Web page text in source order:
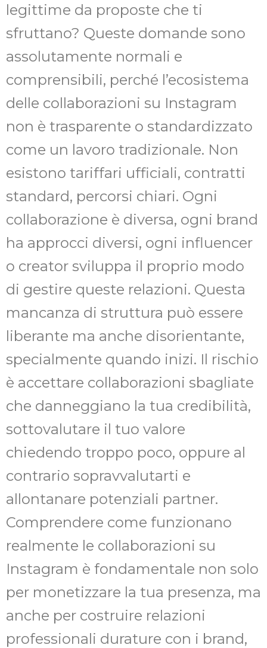
legittime da proposte che ti
sfruttano? Queste domande sono
assolutamente normali e
comprensibili, perché l’ecosistema
delle collaborazioni su Instagram
non è trasparente o standardizzato
come un lavoro tradizionale. Non
esistono tariffari ufficiali, contratti
standard, percorsi chiari. Ogni
collaborazione è diversa, ogni brand
ha approcci diversi, ogni influencer
o creator sviluppa il proprio modo
di gestire queste relazioni. Questa
mancanza di struttura può essere
liberante ma anche disorientante,
specialmente quando inizi. Il rischio
è accettare collaborazioni sbagliate
che danneggiano la tua credibilità,
sottovalutare il tuo valore
chiedendo troppo poco, oppure al
contrario sopravvalutarti e
allontanare potenziali partner.
Comprendere come funzionano
realmente le collaborazioni su
Instagram è fondamentale non solo
per monetizzare la tua presenza, ma
anche per costruire relazioni
professionali durature con i brand,